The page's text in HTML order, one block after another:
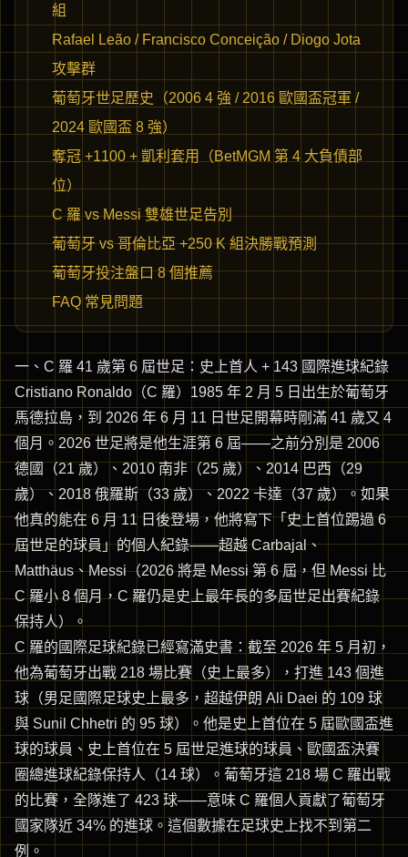
組
Rafael Leão / Francisco Conceição / Diogo Jota
攻擊群
葡萄牙世足歷史（2006 4 強 / 2016 歐國盃冠軍 /
2024 歐國盃 8 強）
奪冠 +1100 + 凱利套用（BetMGM 第 4 大負債部
位）
C 羅 vs Messi 雙雄世足告別
葡萄牙 vs 哥倫比亞 +250 K 組決勝戰預測
葡萄牙投注盤口 8 個推薦
FAQ 常見問題
一、C 羅 41 歲第 6 屆世足：史上首人 + 143 國際進球紀錄
Cristiano Ronaldo（C 羅）1985 年 2 月 5 日出生於葡萄牙
馬德拉島，到 2026 年 6 月 11 日世足開幕時剛滿 41 歲又 4
個月。2026 世足將是他生涯第 6 屆——之前分別是 2006
德國（21 歲）、2010 南非（25 歲）、2014 巴西（29
歲）、2018 俄羅斯（33 歲）、2022 卡達（37 歲）。如果
他真的能在 6 月 11 日後登場，他將寫下「史上首位踢過 6
屆世足的球員」的個人紀錄——超越 Carbajal、
Matthäus、Messi（2026 將是 Messi 第 6 屆，但 Messi 比
C 羅小 8 個月，C 羅仍是史上最年長的多屆世足出賽紀錄
保持人）。
C 羅的國際足球紀錄已經寫滿史書：截至 2026 年 5 月初，
他為葡萄牙出戰 218 場比賽（史上最多），打進 143 個進
球（男足國際足球史上最多，超越伊朗 Ali Daei 的 109 球
與 Sunil Chhetri 的 95 球）。他是史上首位在 5 屆歐國盃進
球的球員、史上首位在 5 屆世足進球的球員、歐國盃決賽
圈總進球紀錄保持人（14 球）。葡萄牙這 218 場 C 羅出戰
的比賽，全隊進了 423 球——意味 C 羅個人貢獻了葡萄牙
國家隊近 34% 的進球。這個數據在足球史上找不到第二
例。